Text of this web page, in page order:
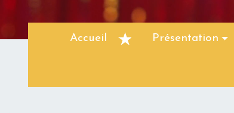
Accueil Présentation